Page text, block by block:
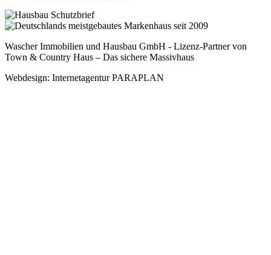
Wascher Immobilien und Hausbau GmbH - Lizenz-Partner von
Town & Country Haus – Das sichere Massivhaus
Webdesign: Internetagentur PARAPLAN